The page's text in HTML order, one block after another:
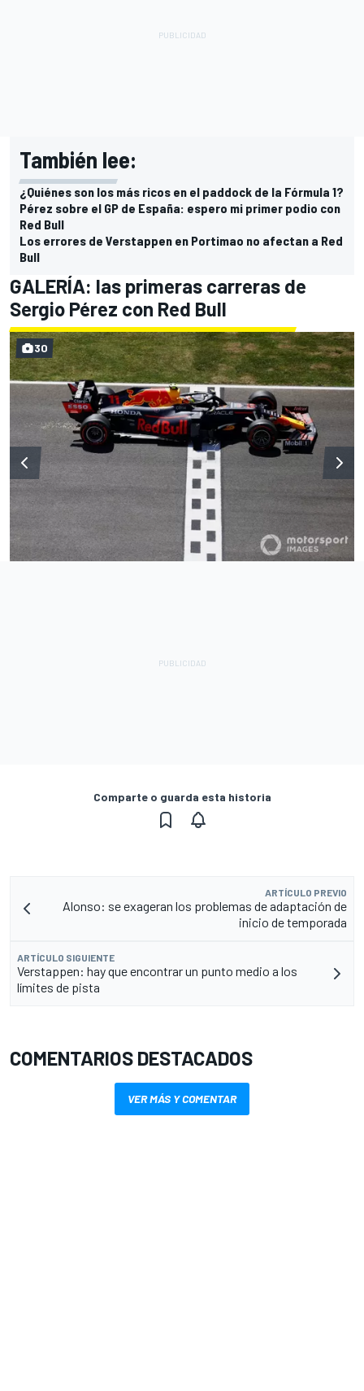
También lee:
¿Quiénes son los más ricos en el paddock de la Fórmula 1?
Pérez sobre el GP de España: espero mi primer podio con
Red Bull
Los errores de Verstappen en Portimao no afectan a Red
Bull
GALERÍA: las primeras carreras de
Sergio Pérez con Red Bull
30
Comparte o guarda esta historia
ARTÍCULO PREVIO
Alonso: se exageran los problemas de adaptación de
inicio de temporada
ARTÍCULO SIGUIENTE
Verstappen: hay que encontrar un punto medio a los
límites de pista
COMENTARIOS DESTACADOS
VER MÁS Y COMENTAR